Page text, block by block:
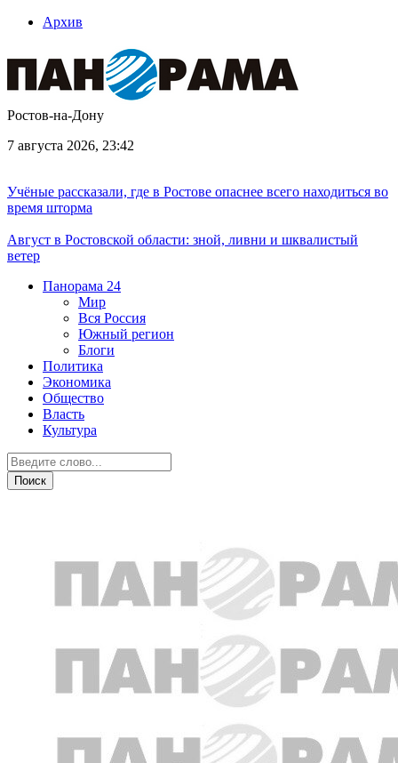
Архив
Ростов-на-Дону
7 августа 2026, 23:42
Учёные рассказали, где в Ростове опаснее всего находиться во
время шторма
Август в Ростовской области: зной, ливни и шквалистый
ветер
Панорама 24
Мир
Вся Россия
Южный регион
Блоги
Политика
Экономика
Общество
Власть
Культура